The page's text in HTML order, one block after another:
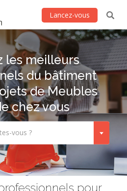
Lancez-vous
les meilleurs
du bâtiment
de Meubles
chez vous
vous ?
pour